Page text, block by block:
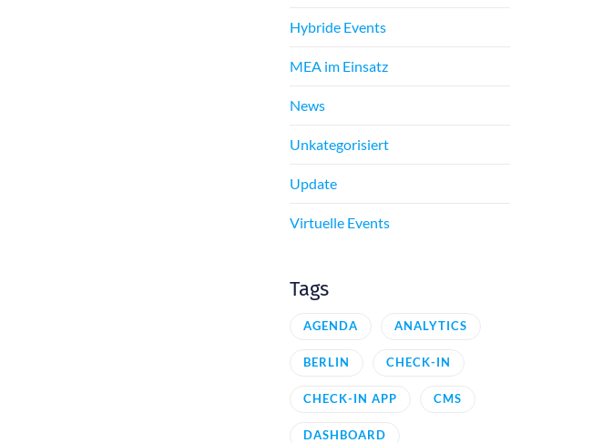
Hybride Events
MEA im Einsatz
News
Unkategorisiert
Update
Virtuelle Events
Tags
AGENDA ANALYTICS
BERLIN CHECK-IN
CHECK-IN APP CMS
DASHBOARD